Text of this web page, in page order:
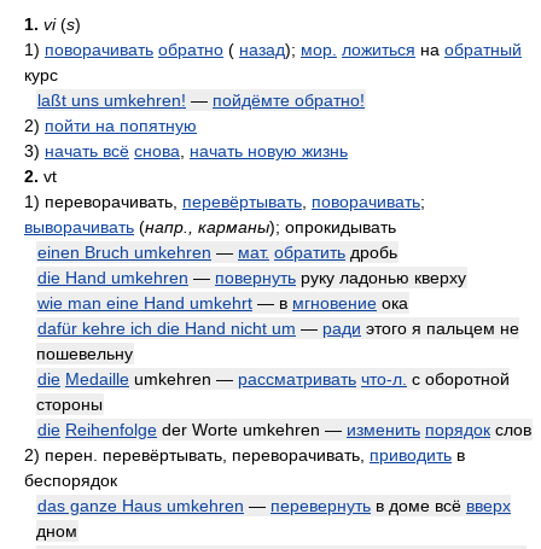
1. vi(s)
1) поворачивать обратно ( назад); мор. ложиться на обратный
курс
laßt uns umkehren! — пойдёмте обратно!
2) пойти на попятную
3) начать всё снова
начать новую жизнь
2. vt
1) переворачивать, перевёртывать поворачивать;
выворачивать (напр., карманы); опрокидывать
einen Bruch umkehren — мат. обратить дробь
die Hand umkehren — повернуть руку ладонью кверху
wie man eine Hand umkehrt — в мгновение ока
dafür kehre ich die Hand nicht um — ради этого я пальцем не
пошевельну
die Medaille umkehren — рассматривать что-л. с оборотной
стороны
die Reihenfolge der Worte umkehren — изменить порядок слов
2) перен. перевёртывать, переворачивать, приводить в
беспорядок
das ganze Haus umkehren — перевернуть в доме всё вверх
дном